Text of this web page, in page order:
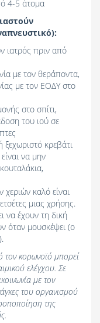
4-5 άτομα
ιατρός πριν από
με τον θεράποντα,
με τον ΕΟΔΥ στο
στο σπίτι,
του ιού σε
κρεβάτι
να μην
καλό είναι
μιας χρήσης.
να έχουν τη δική
όταν μουσκέψει (ο
τον κορωνοϊό μπορεί
ελέγχου. Σε
με τον
του οργανισμού
της